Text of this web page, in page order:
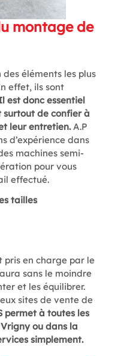
montage de
des éléments les plus
effet, ils sont
est donc essentiel
surtout de confier à
leur entretien.A.P
d’expérience dans
machines semi-
pour vous
effectué.
tailles
pris en charge par le
sans le moindre
et les équilibrer.
sites de vente de
permet à toutes les
ou dans la
simplement.